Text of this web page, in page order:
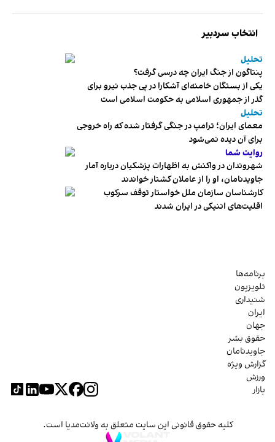
انتخاب سردبیر
تحلیل
پنتاگون از جنگ ایران چه درسی گرفت؟
یکی از بستگان خامنه‌ای آشکارا در پی جذب نیرو برای
گذر از جمهوری اسلامی به حکومت اسلامی است
تحلیل
معمای ایران؛ ترامپ در جنگی گرفتار شده که راه خروجی
برای آن دیده نمی‌شود
روایت شما
شهروندان در واکنش به اظهارات پزشکیان درباره آمار
جاویدنامان، او را از عاملان کشتار خواندند
کارشناسان سازمان ملل خواستار توقف سرکوب
اقلیت‌های اتنیکی در ایران شدند
برنامه‌ها
تلویزیون
شنیداری
ایران
جهان
حقوق بشر
جاویدنامان
گزارش ویژه
ورزش
بازار
کلیه حقوق قانونی این سایت متعلق به ولانت‌مدیا است.